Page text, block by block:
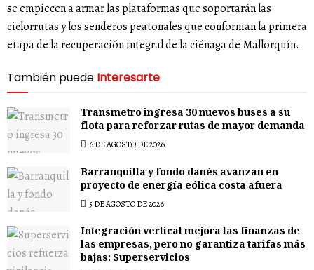
se empiecen a armar las plataformas que soportarán las
ciclorrutas y los senderos peatonales que conforman la primera
etapa de la recuperación integral de la ciénaga de Mallorquín.
También puede Interesarte
Transmetro ingresa 30 nuevos buses a su
flota para reforzar rutas de mayor demanda
6 DE AGOSTO DE 2026
Barranquilla y fondo danés avanzan en
proyecto de energía eólica costa afuera
5 DE AGOSTO DE 2026
Integración vertical mejora las finanzas de
las empresas, pero no garantiza tarifas más
bajas: Superservicios